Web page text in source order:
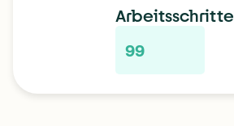
Arbeitsschritte
99